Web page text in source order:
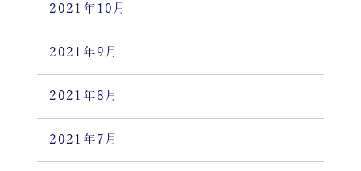
2021年10月
2021年9月
2021年8月
2021年7月